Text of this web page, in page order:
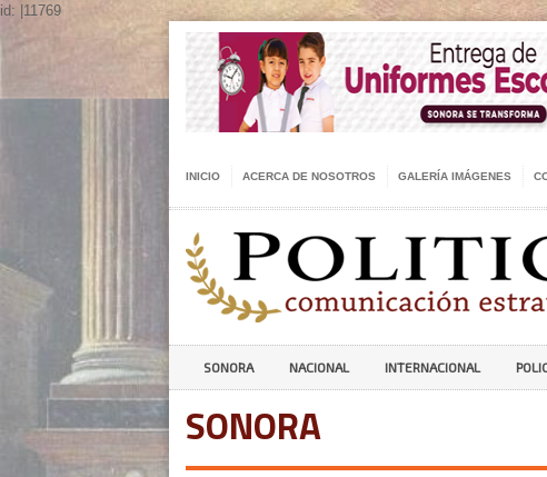
id: |11769
INICIO ACERCA DE NOSOTROS GALERÍA IMÁGENES
SONORA NACIONAL INTERNACIONAL
SONORA